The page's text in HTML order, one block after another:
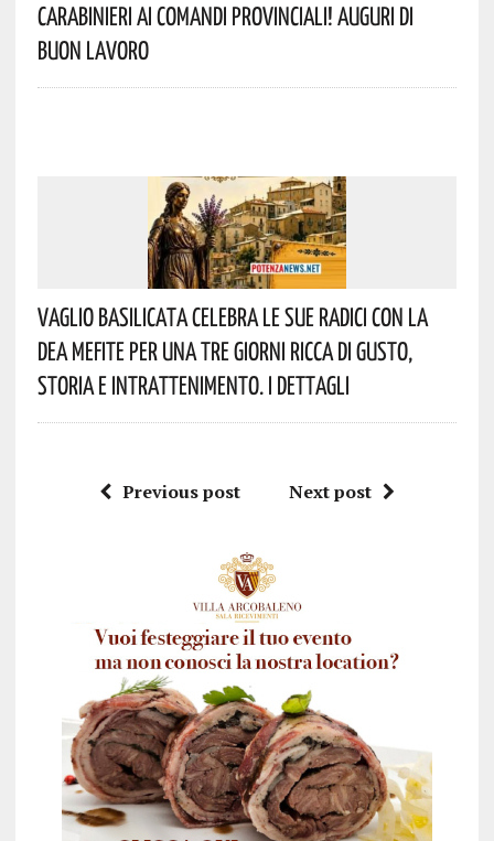
Carabinieri Ai Comandi Provinciali! Auguri Di
Buon Lavoro
Vaglio Basilicata Celebra Le Sue Radici Con La
Dea Mefite Per Una Tre Giorni Ricca Di Gusto,
Storia E Intrattenimento. I Dettagli
Previous post Next post